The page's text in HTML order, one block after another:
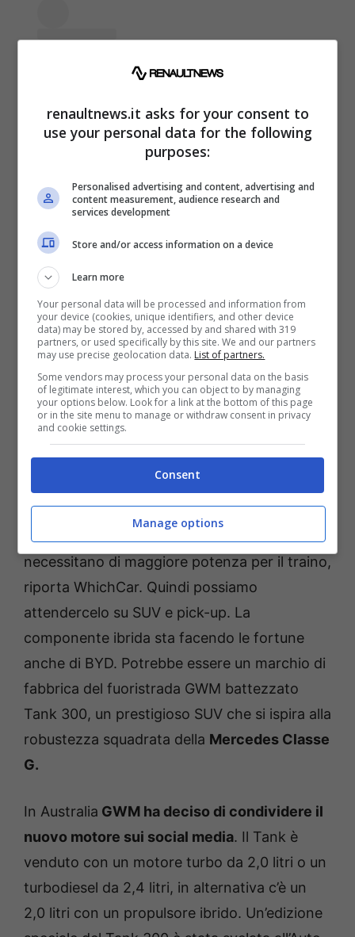
Il motore è destinato a veicoli di lusso che
necessitano di maggiore potenza per il traino,
riporta WhichCar. Quindi possiamo
attendercelo su SUV e pick-up. La
componente ibrida sta facendo le fortune
anche di BYD. Potrebbe essere un marchio di
fabbrica del fuoristrada GWM battezzato
Tank 300, un prestigioso SUV che si ispira alla
robustezza squadrata della Mercedes Classe
G.
In Australia GWM ha deciso di condividere il
nuovo motore sui social media. Il Tank è
venduto con un motore turbo da 2,0 litri o un
turbodiesel da 2,4 litri, in alternativa c’è un
2,0 litri con un propulsore ibrido. Un’edizione
renaultnews.it asks for your consent to
use your personal data for the following
purposes:
Personalised advertising and content, advertising and
content measurement, audience research and
services development
Store and/or access information on a device
Learn more
Your personal data will be processed and information from
your device (cookies, unique identifiers, and other device
data) may be stored by, accessed by and shared with 319
partners, or used specifically by this site. We and our partners
may use precise geolocation data. List of partners.
Some vendors may process your personal data on the basis
of legitimate interest, which you can object to by managing
your options below. Look for a link at the bottom of this page
or in the site menu to manage or withdraw consent in privacy
and cookie settings.
Consent
Manage options